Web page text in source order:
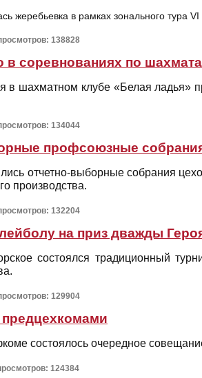
жеребьевка в рамках зонального тура
138828
в соревнованиях по
в шахматном клубе «Белая ладья»
134044
профсоюзные
отчетно-выборные собрания
производства.
132204
на приз дважды
состоялся традиционный
129904
состоялось очередное
124384